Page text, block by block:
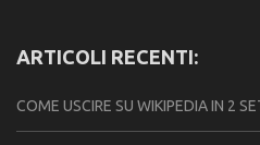
ARTICOLI RECENTI:
COME USCIRE SU WIKIPEDIA IN 2